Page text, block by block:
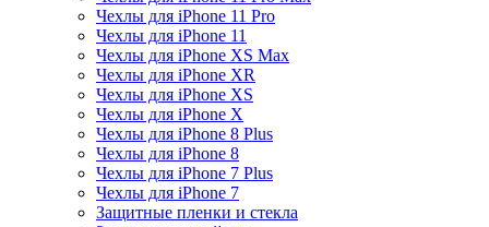
Чехлы для iPhone 11 Pro
Чехлы для iPhone 11
Чехлы для iPhone XS Max
Чехлы для iPhone XR
Чехлы для iPhone XS
Чехлы для iPhone X
Чехлы для iPhone 8 Plus
Чехлы для iPhone 8
Чехлы для iPhone 7 Plus
Чехлы для iPhone 7
Защитные пленки и стекла